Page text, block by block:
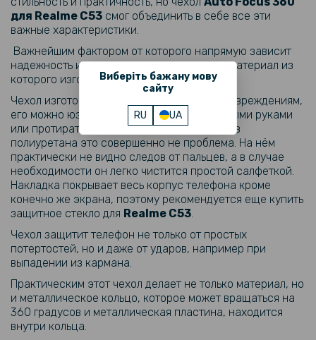
Виберіть бажану мову
сайту
RU UA
239 грн
299 грн
Гидрогелевая пленка iNobi Matte для Realme C53, Матовая
159 грн
199 грн
Противоударная гидрогелевая пленка Hydrogel Film для Realme
C53 на заднюю панель, Transparent
239 грн
299 грн
Гидрогелевая пленка iNobi Matte для Realme C53 на заднюю
панель, Матовая
129 грн
159 грн
Закаленное защитное стекло Full Screen Tempered Glass для
для Realme C53 смог объединить в себе все эти
важные характеристики.
Важнейшим фактором от которого напрямую зависит
надежность и частично практичность это материал из
которого изготовлен чехол.
Чехол изготовлен из
, он устойчив к повреждениям,
его можно юзать каждый день, брать грязными руками
или протирать в кармане брюк, для чехла из
полиуретана это совершенно не проблема. На нём
практически не видно следов от пальцев, а в случае
необходимости он легко чистится простой салфеткой.
Накладка покрывает весь корпус телефона кроме
конечно же экрана, поэтому рекомендуется еще купить
защитное стекло для Realme C53.
Чехол защитит телефон не только от простых
потертостей, но и даже от ударов, например при
выпадении из кармана.
Практическим этот чехол делает не только материал, но
и металлическое кольцо, которое может вращаться на
360 градусов и металлическая пластина, находится
внутри кольца.